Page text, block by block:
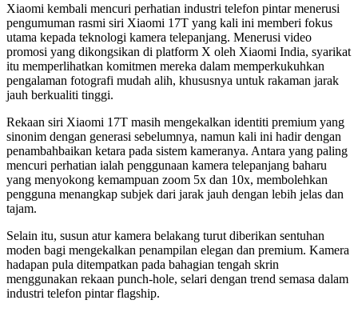
Xiaomi kembali mencuri perhatian industri telefon pintar menerusi
pengumuman rasmi siri Xiaomi 17T yang kali ini memberi fokus
utama kepada teknologi kamera telepanjang. Menerusi video
promosi yang dikongsikan di platform X oleh Xiaomi India, syarikat
itu memperlihatkan komitmen mereka dalam memperkukuhkan
pengalaman fotografi mudah alih, khususnya untuk rakaman jarak
jauh berkualiti tinggi.
Rekaan siri Xiaomi 17T masih mengekalkan identiti premium yang
sinonim dengan generasi sebelumnya, namun kali ini hadir dengan
penambahbaikan ketara pada sistem kameranya. Antara yang paling
mencuri perhatian ialah penggunaan kamera telepanjang baharu
yang menyokong kemampuan zoom 5x dan 10x, membolehkan
pengguna menangkap subjek dari jarak jauh dengan lebih jelas dan
tajam.
Selain itu, susun atur kamera belakang turut diberikan sentuhan
moden bagi mengekalkan penampilan elegan dan premium. Kamera
hadapan pula ditempatkan pada bahagian tengah skrin
menggunakan rekaan punch-hole, selari dengan trend semasa dalam
industri telefon pintar flagship.